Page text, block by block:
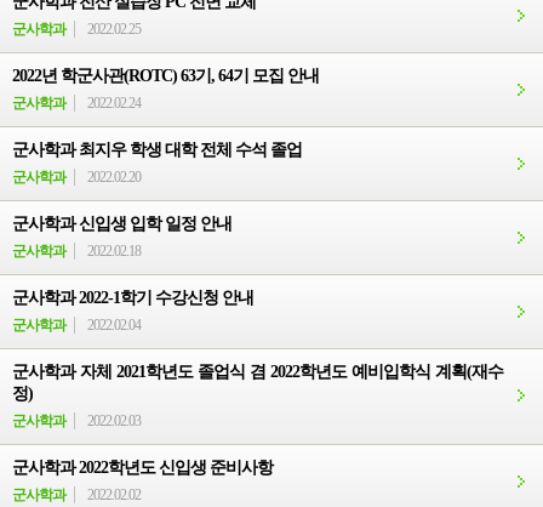
군사학과 2022.02.25
2022년 학군사관(ROTC) 63기, 64기 모집 안내
군사학과 2022.02.24
군사학과 최지우 학생 대학 전체 수석 졸업
군사학과 2022.02.20
군사학과 신입생 입학 일정 안내
군사학과 2022.02.18
군사학과 2022-1학기 수강신청 안내
군사학과 2022.02.04
군사학과 자체 2021학년도 졸업식 겸 2022학년도 예비입학식 계획(재수
정)
군사학과 2022.02.03
군사학과 2022학년도 신입생 준비사항
군사학과 2022.02.02